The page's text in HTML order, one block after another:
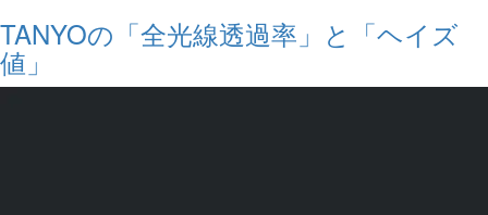
TANYOの「全光線透過率」と「ヘイズ
値」